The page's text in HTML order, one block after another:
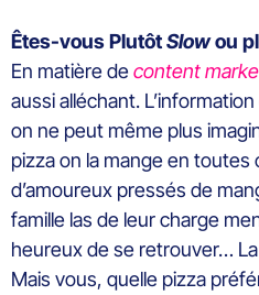
Êtes-vous PlutôtSlowou
En matière decontent
aussi alléchant.
on ne peut même plus
pizza on la mange en
d’amoureux pressés de
famille las de leur charge
heureux de se retrouver…
Mais vous, quelle pizza